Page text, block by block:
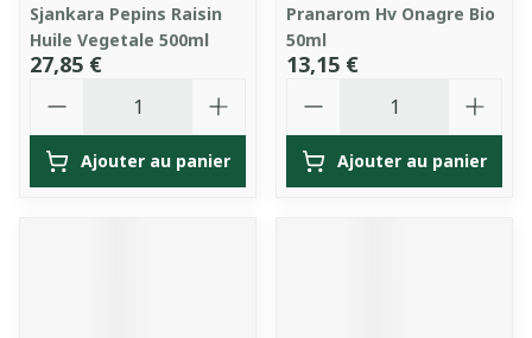
Sjankara Pepins Raisin
Huile Vegetale 500ml
27,85 €
Ajouter au panier
Pranarom Hv Onagre Bio
50ml
13,15 €
Ajouter au panier